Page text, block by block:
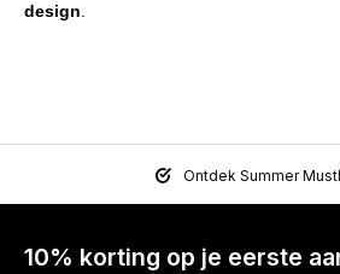
design
Ontdek Summer
10% korting op je eerste